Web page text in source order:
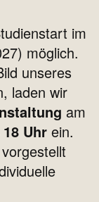
im
möglich.
unseres
laden wir
am
Uhr ein.